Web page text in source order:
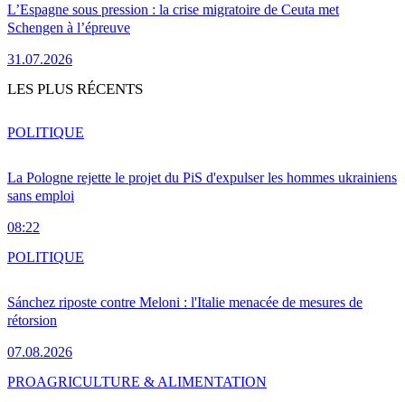
L’Espagne sous pression : la crise migratoire de Ceuta met
Schengen à l’épreuve
31.07.2026
LES PLUS RÉCENTS
La Pologne rejette le projet du PiS d'expulser les hommes ukrainiens
sans emploi
08:22
POLITIQUE
Sánchez riposte contre Meloni : l'Italie menacée de mesures de
rétorsion
07.08.2026
POLITIQUE
PROAGRICULTURE & ALIMENTATION